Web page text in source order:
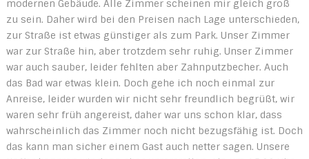
modernen Gebäude. Alle Zimmer scheinen mir gleich groß
zu sein. Daher wird bei den Preisen nach Lage unterschieden,
zur Straße ist etwas günstiger als zum Park. Unser Zimmer
war zur Straße hin, aber trotzdem sehr ruhig. Unser Zimmer
war auch sauber, leider fehlten aber Zahnputzbecher. Auch
das Bad war etwas klein. Doch gehe ich noch einmal zur
Anreise, leider wurden wir nicht sehr freundlich begrüßt, wir
waren sehr früh angereist, daher war uns schon klar, dass
wahrscheinlich das Zimmer noch nicht bezugsfähig ist. Doch
das kann man sicher einem Gast auch netter sagen. Unsere